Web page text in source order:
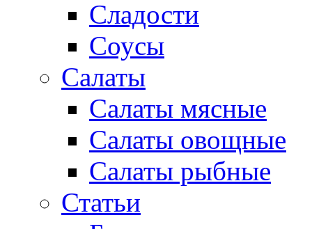
Сладости
Соусы
Салаты
Салаты мясные
Салаты овощные
Салаты рыбные
Статьи